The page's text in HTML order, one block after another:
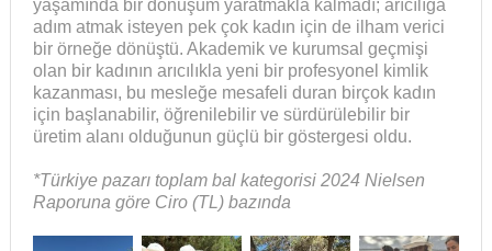
yaşamında bir dönüşüm yaratmakla kalmadı; arıcılığa
adım atmak isteyen pek çok kadın için de ilham verici
bir örneğe dönüştü. Akademik ve kurumsal geçmişi
olan bir kadının arıcılıkla yeni bir profesyonel kimlik
kazanması, bu mesleğe mesafeli duran birçok kadın
için başlanabilir, öğrenilebilir ve sürdürülebilir bir
üretim alanı olduğunun güçlü bir göstergesi oldu.
*Türkiye pazarı toplam bal kategorisi 2024 Nielsen
Raporuna göre Ciro (TL) bazında